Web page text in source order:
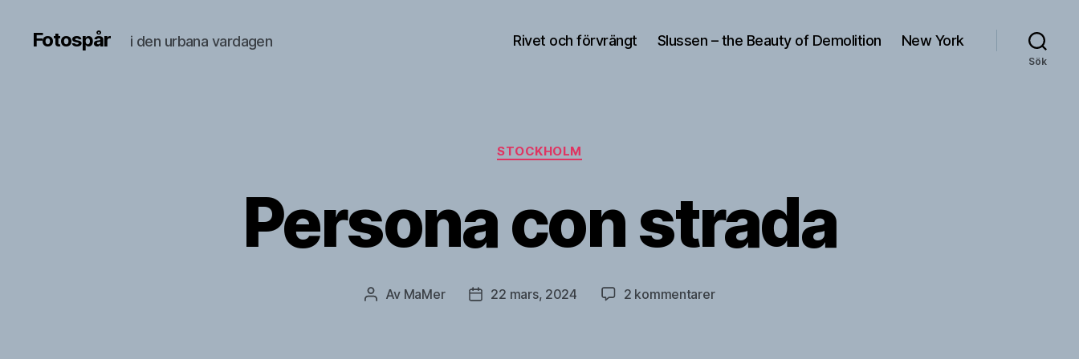
Fotospår i den urbana vardagen Rivet och förvrängt Slussen – the Beauty of Demolition New York
Sök
Kategorier
STOCKHOLM
Persona con strada
Inläggsförfattare
Av MaMer Inläggsdatum
22 mars, 2024 2 kommentarertill